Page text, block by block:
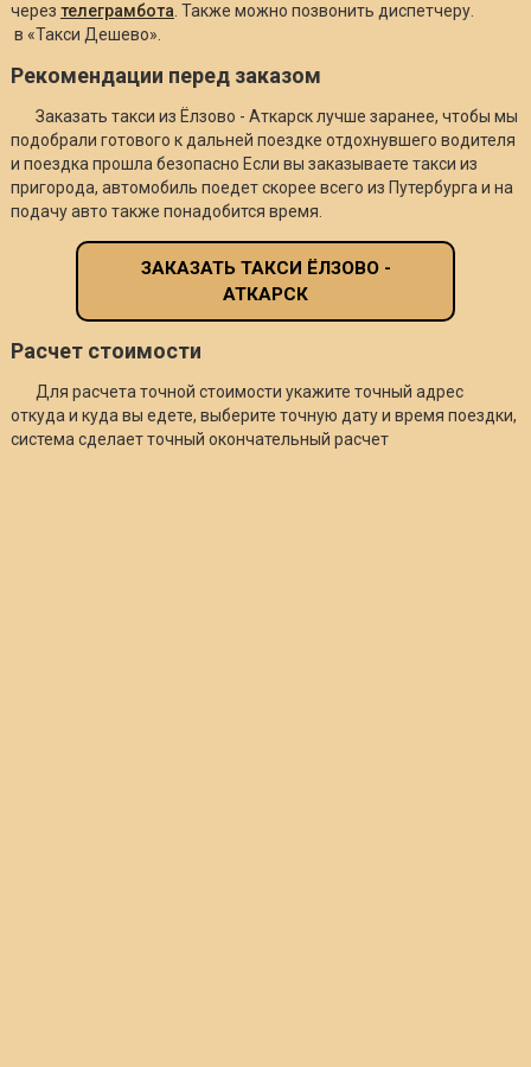
через телеграмбота . Также можно позвонить диспетчеру.
в «Такси Дешево».
Рекомендации перед заказом
Заказать такси из Ёлзово - Аткарск лучше заранее, чтобы мы
подобрали готового к дальней поездке отдохнувшего водителя
и поездка прошла безопасно Если вы заказываете такси из
пригорода, автомобиль поедет скорее всего из Путербурга и на
подачу авто также понадобится время.
ЗАКАЗАТЬ ТАКСИ ЁЛЗОВО -
АТКАРСК
Расчет стоимости
Для расчета точной стоимости укажите точный адрес
откуда и куда вы едете, выберите точную дату и время поездки,
система сделает точный окончательный расчет